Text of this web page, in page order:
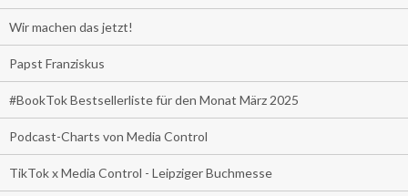
Wir machen das jetzt!
Papst Franziskus
#BookTok Bestsellerliste für den Monat März 2025
Podcast-Charts von Media Control
TikTok x Media Control - Leipziger Buchmesse